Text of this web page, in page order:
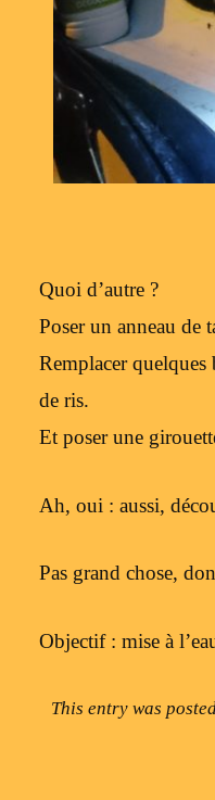
Quoi d’autre ?
Poser un anneau de
Remplacer
de ris.
Et poser une
Ah, oui : aussi,
Pas grand chose,
Objectif : mise à
This entry was